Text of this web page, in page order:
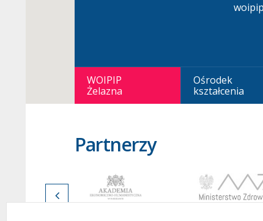
WOIPIP
Żelazna
Ośrodek
kształcenia
Partnerzy